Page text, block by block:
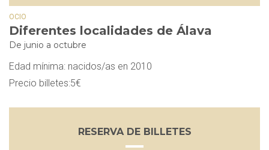
OCIO
Diferentes localidades de Álava
De junio a octubre
Edad mínima: nacidos/as en 2010
Precio billetes:5€
RESERVA DE BILLETES